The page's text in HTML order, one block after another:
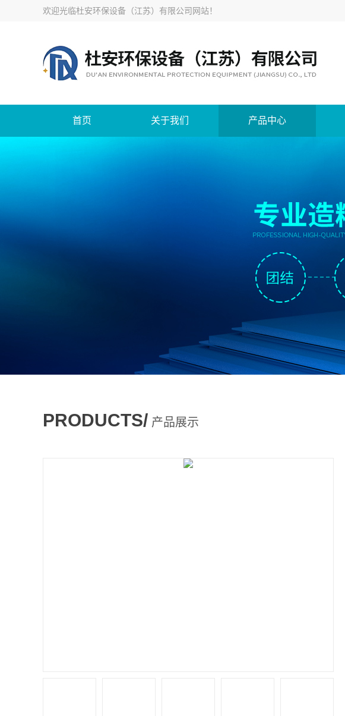
欢迎光临杜安环保设备（江苏）有限公司网站！
首页 关于我们 产品中心
PRODUCTS/ 产品展示